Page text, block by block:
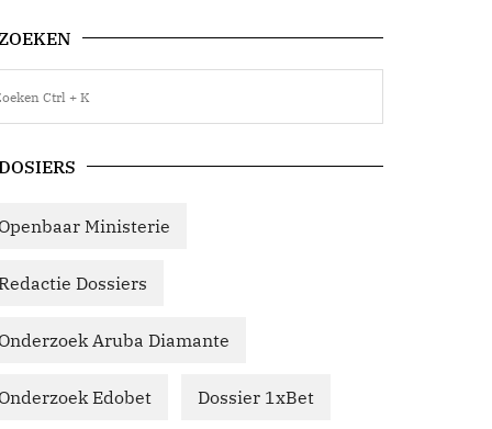
Ministerie
Dossiers
Aruba Diamante
Edobet Dossier 1xBet